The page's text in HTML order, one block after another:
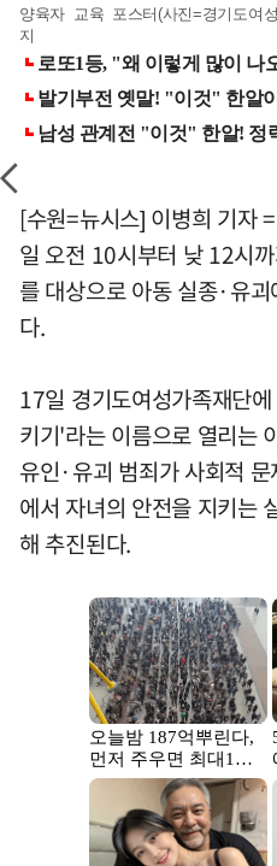
양육자 교육 포스터(사진=경기도
지
[수원=뉴시스] 이병희 기자
일 오전 10시부터 낮 12시
를 대상으로 아동 실종·유
다.
17일 경기도여성가족재단
키기'라는 이름으로 열리는
유인·유괴 범죄가 사회적
에서 자녀의 안전을 지키는
해 추진된다.